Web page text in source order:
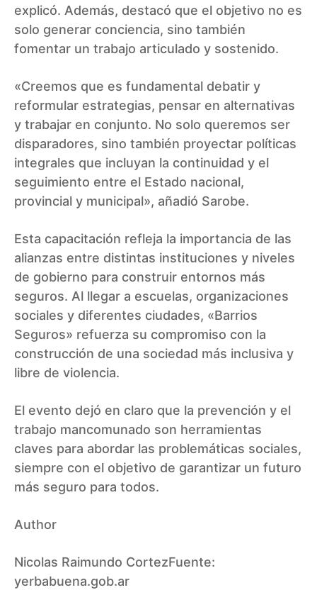
explicó. Además, destacó que el objetivo no es
solo generar conciencia, sino también
fomentar un trabajo articulado y sostenido.
«Creemos que es fundamental debatir y
reformular estrategias, pensar en alternativas
y trabajar en conjunto. No solo queremos ser
disparadores, sino también proyectar políticas
integrales que incluyan la continuidad y el
seguimiento entre el Estado nacional,
provincial y municipal», añadió Sarobe.
Esta capacitación refleja la importancia de las
alianzas entre distintas instituciones y niveles
de gobierno para construir entornos más
seguros. Al llegar a escuelas, organizaciones
sociales y diferentes ciudades, «Barrios
Seguros» refuerza su compromiso con la
construcción de una sociedad más inclusiva y
libre de violencia.
El evento dejó en claro que la prevención y el
trabajo mancomunado son herramientas
claves para abordar las problemáticas sociales,
siempre con el objetivo de garantizar un futuro
más seguro para todos.
Author
Nicolas Raimundo CortezFuente:
yerbabuena.gob.ar